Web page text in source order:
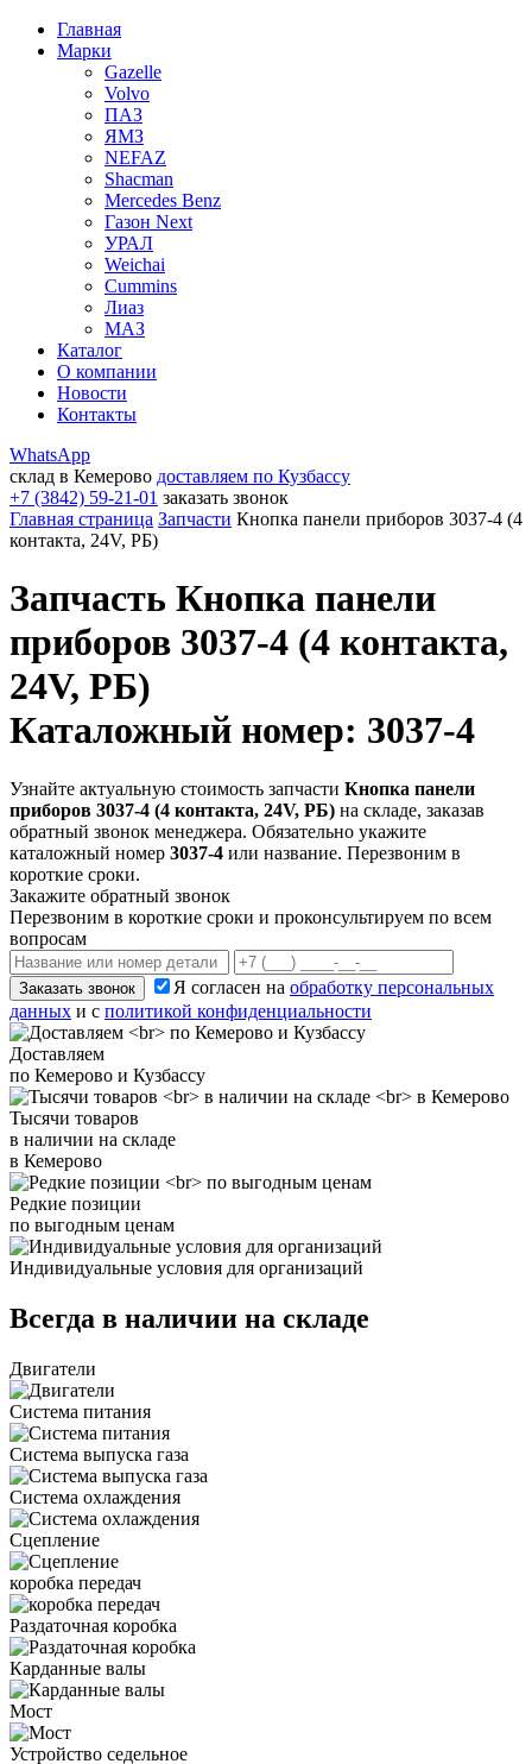
Главная
Марки
Gazelle
Volvo
ПАЗ
ЯМЗ
NEFAZ
Shacman
Mercedes Benz
Газон Next
УРАЛ
Weichai
Cummins
Лиаз
МАЗ
Каталог
О компании
Новости
Контакты
WhatsApp
склад в Кемерово доставляем по Кузбассу
+7 (3842) 59-21-01 заказать звонок
Главная страница Запчасти Кнопка панели приборов 3037-4 (4
контакта, 24V, РБ)
Запчасть Кнопка панели
приборов 3037-4 (4 контакта,
24V, РБ)
Каталожный номер: 3037-4
Узнайте актуальную стоимость запчасти Кнопка панели
приборов 3037-4 (4 контакта, 24V, РБ) на складе, заказав
обратный звонок менеджера. Обязательно укажите
каталожный номер 3037-4 или название. Перезвоним в
короткие сроки.
Закажите обратный звонок
Перезвоним в короткие сроки и проконсультируем по всем
вопросам
Заказать звонок Я согласен на обработку персональных
данных и с политикой конфиденциальности
Доставляем
по Кемерово и Кузбассу
Тысячи товаров
в наличии на складе
в Кемерово
Редкие позиции
по выгодным ценам
Индивидуальные условия для организаций
Всегда в наличии на складе
Двигатели
Система питания
Система выпуска газа
Система охлаждения
Сцепление
коробка передач
Раздаточная коробка
Карданные валы
Мост
Устройство седельное